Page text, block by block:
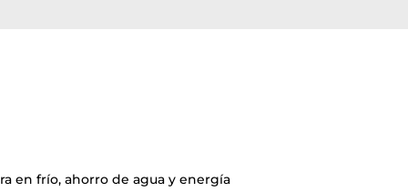
en frío, ahorro de agua y energía